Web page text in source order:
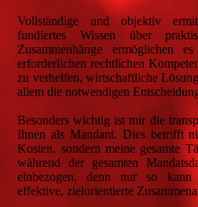
Vollständige und objektiv
fundiertes Wissen über
Zusammenhänge ermöglichen
erforderlichen rechtlichen
zu verhelfen, wirtschaftliche
allem die notwendigen
Besonders wichtig ist mir die
Ihnen als Mandant. Dies betrifft
Kosten, sondern meine gesamte
während der gesamten
einbezogen, denn nur so kann
effektive, zielorientierte